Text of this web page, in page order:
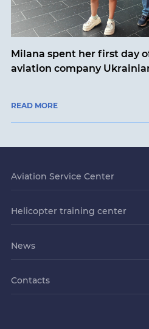
Milana spent her first day
aviation company
READ MORE
Aviation Service Center
Helicopter training center
News
Contacts